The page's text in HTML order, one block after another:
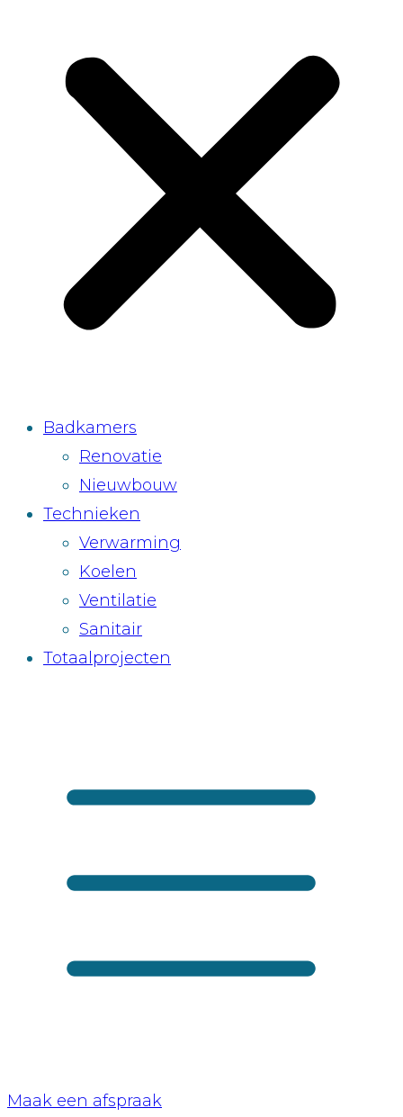
Badkamers
Renovatie
Nieuwbouw
Technieken
Verwarming
Koelen
Ventilatie
Sanitair
Totaalprojecten
Maak een afspraak